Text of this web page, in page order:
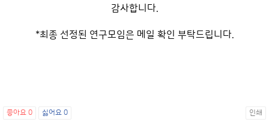
감사합니다.
*최종 선정된 연구모임은 메일 확인 부탁드립니다.
좋아요 0 싫어요 0 인쇄